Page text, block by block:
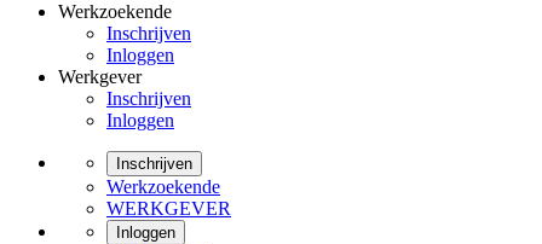
Werkzoekende
Inschrijven
Inloggen
Werkgever
Inschrijven
Inloggen
Inschrijven
Werkzoekende
WERKGEVER
Inloggen